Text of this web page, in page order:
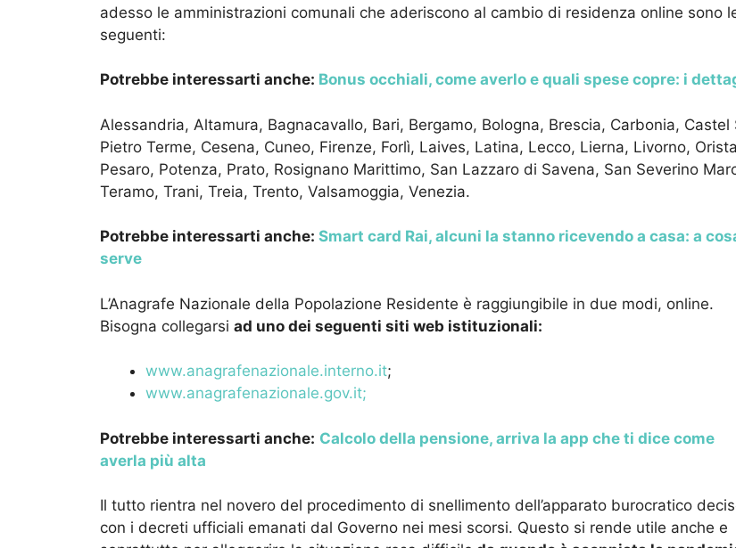
adesso le amministrazioni comunali che aderiscono al cambio di residenza online sono
seguenti:
Potrebbe interessarti anche: Bonus occhiali, come averlo e quali spese copre: i
Alessandria, Altamura, Bagnacavallo, Bari, Bergamo, Bologna, Brescia, Carbonia, Castel
Pietro Terme, Cesena, Cuneo, Firenze, Forlì, Laives, Latina, Lecco, Lierna, Livorno,
Pesaro, Potenza, Prato, Rosignano Marittimo, San Lazzaro di Savena, San Severino
Teramo, Trani, Treia, Trento, Valsamoggia, Venezia.
Potrebbe interessarti anche: Smart card Rai, alcuni la stanno ricevendo a casa: a
serve
L’Anagrafe Nazionale della Popolazione Residente è raggiungibile in due modi, online.
Bisogna collegarsi ad uno dei seguenti siti web istituzionali:
www.anagrafenazionale.interno.it;
www.anagrafenazionale.gov.it;
Potrebbe interessarti anche: Calcolo della pensione, arriva la app che ti dice come
averla più alta
Il tutto rientra nel novero del procedimento di snellimento dell’apparato burocratico
con i decreti ufficiali emanati dal Governo nei mesi scorsi. Questo si rende utile anche e